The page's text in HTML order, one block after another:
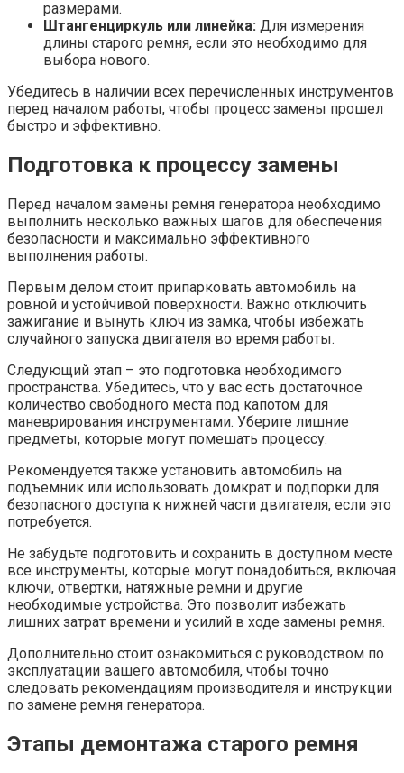
размерами.
Штангенциркуль или линейка: Для измерения
длины старого ремня, если это необходимо для
выбора нового.
Убедитесь в наличии всех перечисленных инструментов
перед началом работы, чтобы процесс замены прошел
быстро и эффективно.
Подготовка к процессу замены
Перед началом замены ремня генератора необходимо
выполнить несколько важных шагов для обеспечения
безопасности и максимально эффективного
выполнения работы.
Первым делом стоит припарковать автомобиль на
ровной и устойчивой поверхности. Важно отключить
зажигание и вынуть ключ из замка, чтобы избежать
случайного запуска двигателя во время работы.
Следующий этап – это подготовка необходимого
пространства. Убедитесь, что у вас есть достаточное
количество свободного места под капотом для
маневрирования инструментами. Уберите лишние
предметы, которые могут помешать процессу.
Рекомендуется также установить автомобиль на
подъемник или использовать домкрат и подпорки для
безопасного доступа к нижней части двигателя, если это
потребуется.
Не забудьте подготовить и сохранить в доступном месте
все инструменты, которые могут понадобиться, включая
ключи, отвертки, натяжные ремни и другие
необходимые устройства. Это позволит избежать
лишних затрат времени и усилий в ходе замены ремня.
Дополнительно стоит ознакомиться с руководством по
эксплуатации вашего автомобиля, чтобы точно
следовать рекомендациям производителя и инструкции
по замене ремня генератора.
Этапы демонтажа старого ремня